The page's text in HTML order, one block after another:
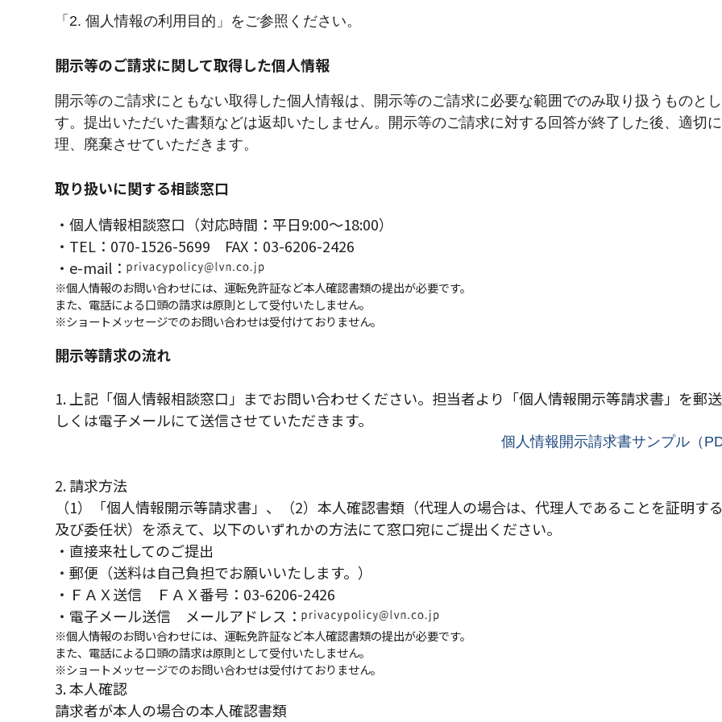
「2. 個人情報の利用目的」をご参照ください。
開示等のご請求に関して取得した個人情報
開示等のご請求にともない取得した個人情報は、開示等のご請求に必要な範囲でのみ取り扱うものと
す。提出いただいた書類などは返却いたしません。開示等のご請求に対する回答が終了した後、適切
理、廃棄させていただきます。
取り扱いに関する相談窓口
・個人情報相談窓口（対応時間：平日9:00～18:00）
・TEL： 070-1526-5699 FAX： 03-6206-2426
・e-mail：
※個人情報のお問い合わせには、運転免許証など本人確認書類の提出が必要です。
また、電話による口頭の請求は原則として受付いたしません。
※ショートメッセージでのお問い合わせは受付けておりません。
開示等請求の流れ
1. 上記「個人情報相談窓口」までお問い合わせください。担当者より「個人情報開示等請求書」を郵
しくは電子メールにて送信させていただきます。
個人情報開示請求書サンプル（
2. 請求方法
（1）「個人情報開示等請求書」、（2）本人確認書類（代理人の場合は、代理人であることを証明す
及び委任状）を添えて、以下のいずれかの方法にて窓口宛にご提出ください。
・直接来社してのご提出
・郵便（送料は自己負担でお願いいたします。）
・ＦＡＸ送信 ＦＡＸ番号： 03-6206-2426
・電子メール送信 メールアドレス：
※個人情報のお問い合わせには、運転免許証など本人確認書類の提出が必要です。
また、電話による口頭の請求は原則として受付いたしません。
※ショートメッセージでのお問い合わせは受付けておりません。
3. 本人確認
請求者が本人の場合の本人確認書類